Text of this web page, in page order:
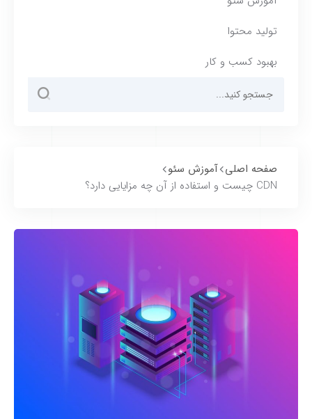
تولید محتوا
بهبود کسب و کار
صفحه اصلی آموزش سئو
CDN چیست و استفاده از آن چه مزایایی دارد؟